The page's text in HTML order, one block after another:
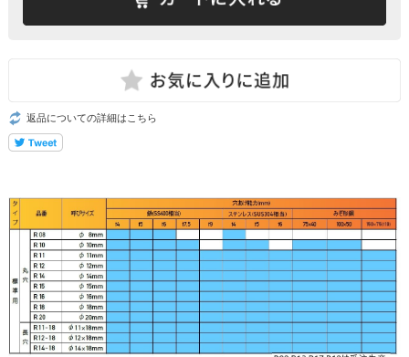
返品についての詳細はこちら